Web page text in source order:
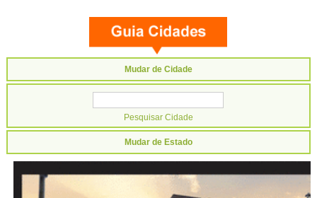
Mudar de Cidade
Mudar de Estado